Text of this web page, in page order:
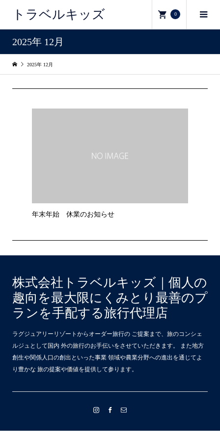
トラベルキッズ 0
2025年 12月
2025年 12月
年末年始 休業のお知らせ
株式会社トラベルキッズ｜個人の
趣向を最大限にくみとり最善のプ
ランを手配する旅行代理店
ラグジュアリーリゾートからオーダー旅行の ご提案まで、旅のコンシェ
ルジュとして国内 外の旅行のお手伝いをさせていただきます。 また地方
創生や関係人口の創出といった事業 領域や農業分野への進出を通じてよ
り豊かな 旅の提案や価値を提供して参ります。